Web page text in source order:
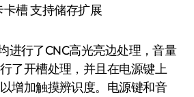
卡槽 支持储存扩展
进行了CNC高光亮边处理，音量
了开槽处理，并且在电源键上
增加触摸辨识度。电源键和音